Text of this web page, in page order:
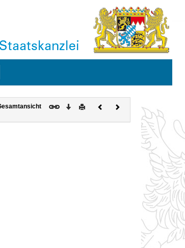
Download
DruckenVorherigesNächstes
Dokument